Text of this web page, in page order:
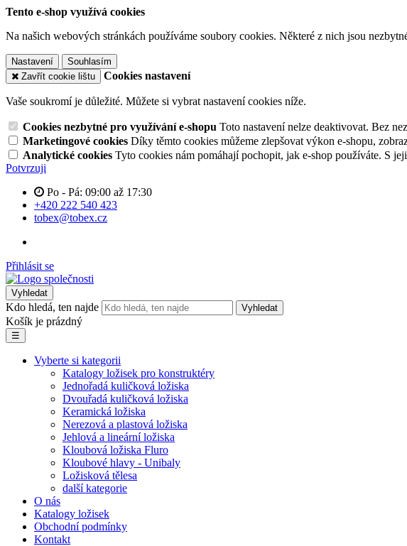
Tento e-shop využívá cookies
Na našich webových stránkách používáme soubory cookies. Některé z nich jsou
Nastavení
Souhlasím
Zavřít cookie lištu
Cookies nastavení
Vaše soukromí je důležité. Můžete si vybrat nastavení cookies níže.
Cookies nezbytné pro využívání e-shopu Toto nastavení nelze deaktivovat. Bez
Marketingové cookies Díky těmto cookies můžeme zlepšovat výkon e-shopu,
Analytické cookies Tyto cookies nám pomáhají pochopit, jak e-shop používáte. S
Potvrzuji
Po - Pá: 09:00 až 17:30
+420 222 540 423
tobex@tobex.cz
Přihlásit se
Vyhledat
Kdo hledá, ten najde Vyhledat
Košík je prázdný
☰
Vyberte si kategorii
Katalogy ložisek pro konstruktéry
Jednořadá kuličková ložiska
Dvouřadá kuličková ložiska
Keramická ložiska
Nerezová a plastová ložiska
Jehlová a lineární ložiska
Kloubová ložiska Fluro
Kloubové hlavy - Unibaly
Ložisková tělesa
další kategorie
O nás
Katalogy ložisek
Obchodní podmínky
Kontakt